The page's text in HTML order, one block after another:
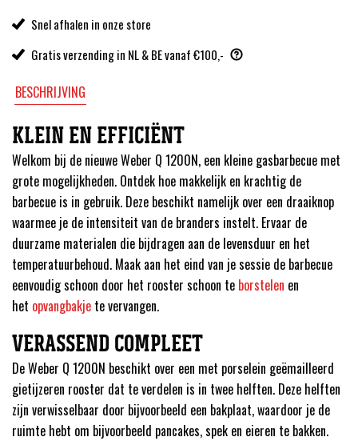
Snel afhalen in onze store
Gratis verzending in NL & BE vanaf €100,-
BESCHRIJVING
KLEIN EN EFFICIËNT
Welkom bij de nieuwe Weber Q 1200N, een kleine gasbarbecue met
grote mogelijkheden. Ontdek hoe makkelijk en krachtig de
barbecue is in gebruik. Deze beschikt namelijk over een draaiknop
waarmee je de intensiteit van de branders instelt. Ervaar de
duurzame materialen die bijdragen aan de levensduur en het
temperatuurbehoud. Maak aan het eind van je sessie de barbecue
eenvoudig schoon door het rooster schoon te borstelen en
het opvangbakje te vervangen.
VERASSEND COMPLEET
De Weber Q 1200N beschikt over een met porselein geëmailleerd
gietijzeren rooster dat te verdelen is in twee helften. Deze helften
zijn verwisselbaar door bijvoorbeeld een bakplaat, waardoor je de
ruimte hebt om bijvoorbeeld pancakes, spek en eieren te bakken.